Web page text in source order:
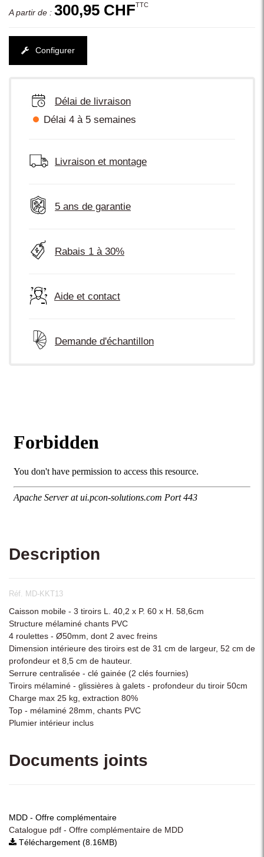
A partir de : 300,95 CHFTTC
Configurer
Délai de livraison
Délai 4 à 5 semaines
Livraison et montage
5 ans de garantie
Rabais 1 à 30%
Aide et contact
Demande d'échantillon
Description
Réf. MD-KKT13
Caisson mobile - 3 tiroirs L. 40,2 x P. 60 x H. 58,6cm
Structure mélaminé chants PVC
4 roulettes - Ø50mm, dont 2 avec freins
Dimension intérieure des tiroirs est de 31 cm de largeur, 52 cm de
profondeur et 8,5 cm de hauteur.
Serrure centralisée - clé gainée (2 clés fournies)
Tiroirs mélaminé - glissières à galets - profondeur du tiroir 50cm
Charge max 25 kg, extraction 80%
Top - mélaminé 28mm, chants PVC
Plumier intérieur inclus
Documents joints
MDD - Offre complémentaire
Catalogue pdf - Offre complémentaire de MDD
Téléchargement (8.16MB)